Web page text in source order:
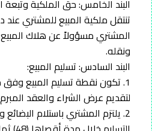
البند الخامس: حق الملكية وتبعة
تنتقل ملكية المبيع للمشتري
المشتري مسؤولاً عن هلاك
ونقله.
البند السادس: تسليم المبيع:
1. تكون نقطة تسليم المبيع
لتقديم عرض الشراء والعقد
2. يلتزم المشتري باستلام